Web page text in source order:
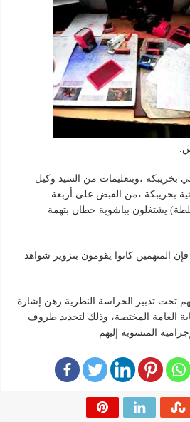
بخريبكة ،وبتعليمات من السيد وكيل
بخريبكة ،من القبض على أربعة
يشتغلون بباشوية حطان بتهمة
المتهمين كانوا يقومون بتزوير شواهد
تحت تدبير الحراسة النظرية رهن إشارة
العامة المختصة، وذلك لتحديد ظروف
المنسوبة إليهم